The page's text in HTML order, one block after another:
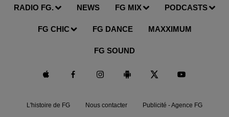
RADIO FG. NEWS FG MIX PODCASTS
FG CHIC FG DANCE MAXXIMUM
FG SOUND
L'histoire de FG Nous contacter Publicité - Agence FG